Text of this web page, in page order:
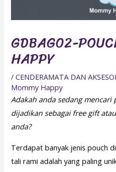
GDBAG02-
HAPPY
/CENDERAMATA DAN
Mommy Happy
Adakah anda sedang mencari
dijadikan sebagai free gift
anda?
Terdapat banyak jenis pouch
tali rami adalah yang paling